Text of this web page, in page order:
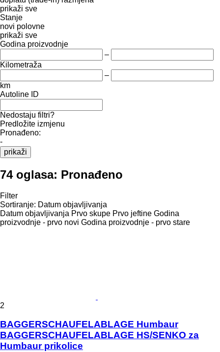
prikaži sve
Stanje
novi polovne
prikaži sve
Godina proizvodnje
–
Kilometraža
–
km
Autoline ID
Nedostaju filtri?
Predložite izmjenu
Pronađeno:
-
prikaži
74 oglasa: Pronađeno
Filter
Sortiranje: Datum objavljivanja
Datum objavljivanja Prvo skupe Prvo jeftine Godina
proizvodnje - prvo novi Godina proizvodnje - prvo stare
2
BAGGERSCHAUFELABLAGE Humbaur
BAGGERSCHAUFELABLAGE HS/SENKO za
Humbaur prikolice